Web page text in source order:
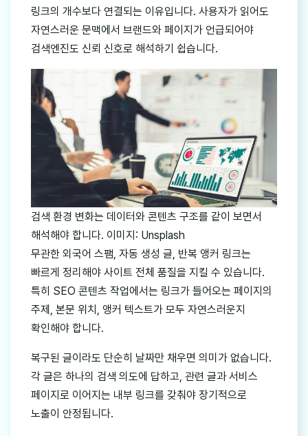
링크의 개수보다 연결되는 이유입니다. 사용자가 읽어도
자연스러운 문맥에서 브랜드와 페이지가 언급되어야
검색엔진도 신뢰 신호로 해석하기 쉽습니다.
검색 환경 변화는 데이터와 콘텐츠 구조를 같이 보면서
해석해야 합니다. 이미지: Unsplash
무관한 외국어 스팸, 자동 생성 글, 반복 앵커 링크는
빠르게 정리해야 사이트 전체 품질을 지킬 수 있습니다.
특히 SEO 콘텐츠 작업에서는 링크가 들어오는 페이지의
주제, 본문 위치, 앵커 텍스트가 모두 자연스러운지
확인해야 합니다.
복구된 글이라도 단순히 날짜만 채우면 의미가 없습니다.
각 글은 하나의 검색 의도에 답하고, 관련 글과 서비스
페이지로 이어지는 내부 링크를 갖춰야 장기적으로
노출이 안정됩니다.